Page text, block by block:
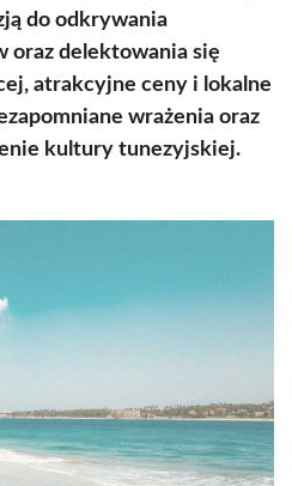
do odkrywania
oraz delektowania się
atrakcyjne ceny i lokalne
wrażenia oraz
kultury tunezyjskiej.